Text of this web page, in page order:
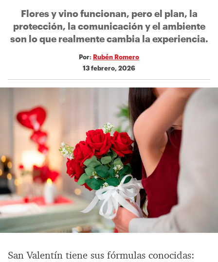
Flores y vino funcionan, pero el plan, la
protección, la comunicación y el ambiente
son lo que realmente cambia la experiencia.
Por: Rubén Romero
13 febrero, 2026
San Valentín tiene sus fórmulas conocidas: